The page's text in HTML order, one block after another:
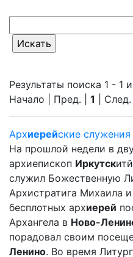
Результаты поиска 1 - 1
Начало | Пред. | 1 |
Архиерейские служения
На прошлой недели в
архиепископ Иркутск
служил Божественную
Архистратига Михаила
бесплотных архиерей
Архангела в Ново-
порадовал своим
Ленино. Во время